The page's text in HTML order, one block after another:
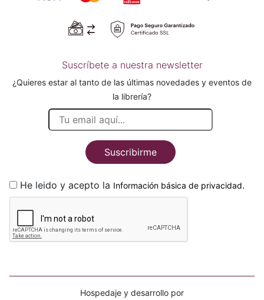
Suscríbete a nuestra newsletter
¿Quieres estar al tanto de las últimas novedades y eventos de
la librería?
Suscribirme
He leido y acepto la Información básica de privacidad.
Hospedaje y desarrollo por